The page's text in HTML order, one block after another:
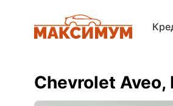
Chevrolet Aveo,